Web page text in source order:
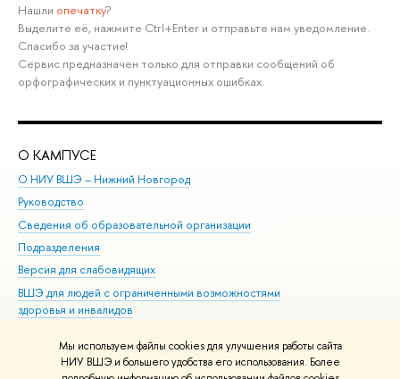
Мы используем файлы cookies для улучшения работы сайта
НИУ ВШЭ и большего удобства его использования. Более
Нашли опечатку?
Выделите её, нажмите Ctrl+Enter и отправьте нам уведомление.
Спасибо за участие!
Сервис предназначен только для отправки сообщений об
орфографических и пунктуационных ошибках.
О КАМПУСЕ
О НИУ ВШЭ – Нижний Новгород
Руководство
Сведения об образовательной организации
Подразделения
Версия для слабовидящих
ВШЭ для людей с ограниченными возможностями
здоровья и инвалидов